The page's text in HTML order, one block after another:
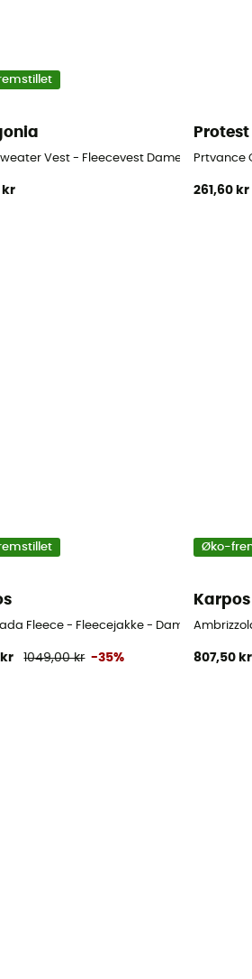
Vest - Fleecevest Damer
kr
Protest
Prtvance
261,60 kr
Fleece - Fleecejakke - Damer
1049,00 kr -35%
Øko-
Karpos
807,50 kr